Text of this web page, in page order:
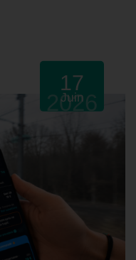
17
Juin
2026